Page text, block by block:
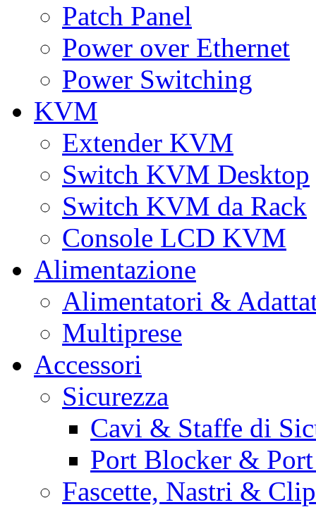
Patch Panel
Power over Ethernet
Power Switching
KVM
Extender KVM
Switch KVM Desktop
Switch KVM da Rack
Console LCD KVM
Alimentazione
Alimentatori &
Multiprese
Accessori
Sicurezza
Cavi & Staffe di
Port Blocker &
Fascette, Nastri &